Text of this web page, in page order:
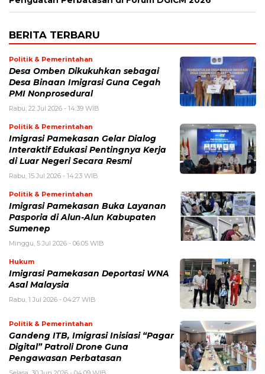
BERITA TERBARU
Politik & Pemerintahan
Desa Omben Dikukuhkan sebagai
Desa Binaan Imigrasi Guna Cegah
PMI Nonprosedural
Rabu, 22 Jul 2026 - 14:39 WIB
Politik & Pemerintahan
Imigrasi Pamekasan Gelar Dialog
Interaktif Edukasi Pentingnya Kerja
di Luar Negeri Secara Resmi
Rabu, 15 Jul 2026 - 14:23 WIB
Politik & Pemerintahan
Imigrasi Pamekasan Buka Layanan
Pasporia di Alun-Alun Kabupaten
Sumenep
Minggu, 5 Jul 2026 - 06:05 WIB
Hukum
Imigrasi Pamekasan Deportasi WNA
Asal Malaysia
Rabu, 1 Jul 2026 - 04:27 WIB
Politik & Pemerintahan
Gandeng ITB, Imigrasi Inisiasi “Pagar
Digital” Patroli Drone Guna
Pengawasan Perbatasan